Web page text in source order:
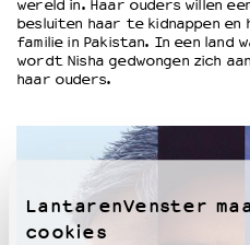
LantarenVenster
cookies
wereld in. Haar ouders willen
besluiten haar te kidnappen
familie in Pakistan. In een land
wordt Nisha gedwongen zich
haar ouders.